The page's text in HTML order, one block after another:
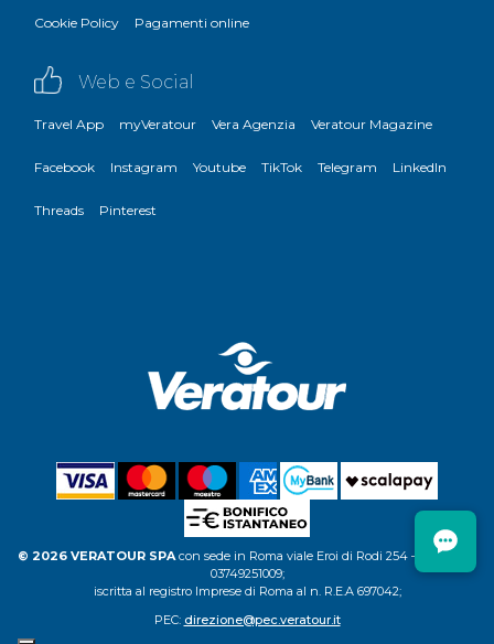
Cookie Policy Pagamenti online
Web e Social
Travel App myVeratour Vera Agenzia Veratour Magazine
Facebook Instagram Youtube TikTok Telegram LinkedIn
Threads Pinterest
© 2026 VERATOUR SPAcon sede in Roma viale Eroi di Rodi 254 – C.F. P.IVA
03749251009;
iscritta al registro Imprese di Roma al n. R.E.A 697042;
PEC: direzione@pec.veratour.it